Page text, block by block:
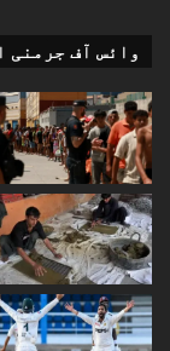
وائس آف جرمنی